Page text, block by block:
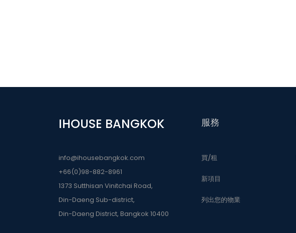
IHOUSE BANGKOK
info@ihousebangkok.com
+66(0)98-882-8961
1373 Sutthisan Vinitchai Road,
Din-Daeng Sub-district,
Din-Daeng District, Bangkok 10400
服務
買/租
新項目
列出您的物業